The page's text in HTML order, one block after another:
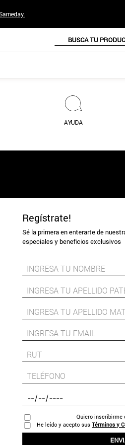
BUSCA TU PRODUCTO
AYUDA
Regístrate!
Sé la primera en enterarte de
especiales y beneficios exclusivos
Quiero inscribirme
He leído y acepto sus Términos y